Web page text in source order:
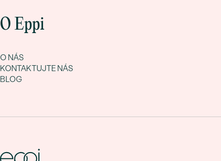
O Eppi
O NÁS
KONTAKTUJTE NÁS
BLOG